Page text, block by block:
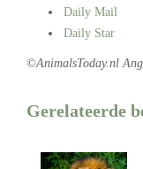
Daily Mail
Daily Star
©AnimalsToday.nl
Gerelateerde